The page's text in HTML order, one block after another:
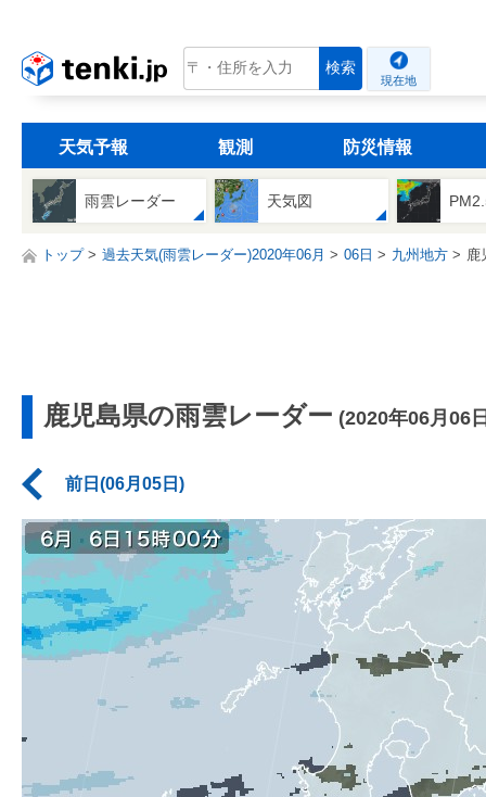
tenki.jp 検索
現在地
天気予報 観測 防災情報
雨雲レーダー 天気図
トップ 過去天気(雨雲レーダー)2020年06月 06日 九州地方 鹿
鹿児島県の雨雲レーダー (2020年06月06
前日(06月05日)